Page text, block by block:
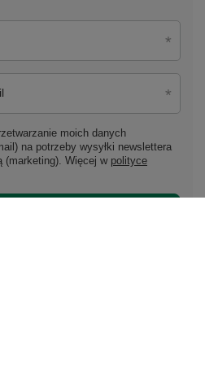
moich danych
na potrzeby wysyłki newslettera
(marketing). Więcej w polityce